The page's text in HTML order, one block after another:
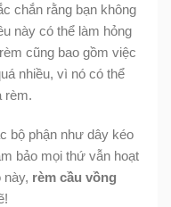
chắn rằng bạn không
này có thể làm hỏng
cũng bao gồm việc
nhiều, vì nó có thể
rèm.
bộ phận như dây kéo
bảo mọi thứ vẫn hoạt
rèm cầu vồng